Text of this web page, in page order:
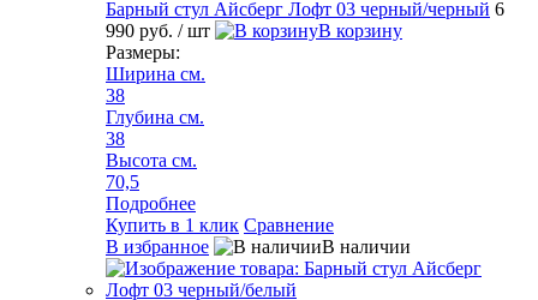
Барный стул Айсберг Лофт 03 черный/черный 6
990 руб. / шт
В корзину
Размеры:
Ширина см.
38
Глубина см.
38
Высота см.
70,5
Подробнее
Купить в 1 клик Сравнение
В избранное
В наличии